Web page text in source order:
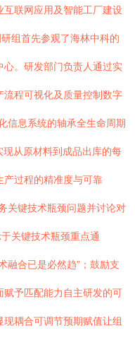
互联网应用及智能工厂建设
组首先参观了海林中科的
。研发部门负责人通过实
流程可视化及质量控制数字
信息系统的轴承全生命周期
从原材料到成品出库的每
产过程的精准度与可靠
关键技术瓶颈问题并讨论对
关键技术瓶颈重点通
融合已是必然趋”；鼓励支
予匹配能力自主研发的可
耦合可调节预期赋值让组